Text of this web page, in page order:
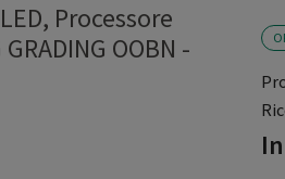
Processore
GRADING OOBN -